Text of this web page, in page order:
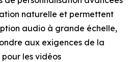
naturelle et permettent
audio à grande échelle,
aux exigences de la
pour les vidéos